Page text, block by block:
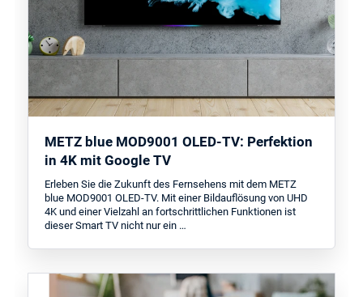
METZ blue MOD9001 OLED-TV: Perfektion
in 4K mit Google TV
Erleben Sie die Zukunft des Fernsehens mit dem METZ
blue MOD9001 OLED-TV. Mit einer Bildauflösung von UHD
4K und einer Vielzahl an fortschrittlichen Funktionen ist
dieser Smart TV nicht nur ein …